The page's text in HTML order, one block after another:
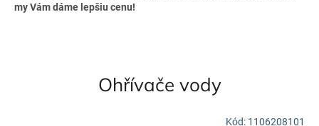
my Vám dáme lepšiu cenu!
Ohřívače vody
Kód: 1106208101